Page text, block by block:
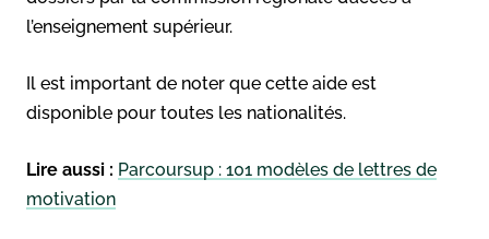
l’enseignement supérieur.
Il est important de noter que cette aide est
disponible pour toutes les nationalités.
Lire aussi : Parcoursup : 101 modèles de lettres de
motivation